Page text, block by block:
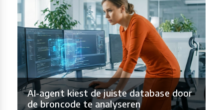
AI-agent kiest de juiste database door
de broncode te analyseren